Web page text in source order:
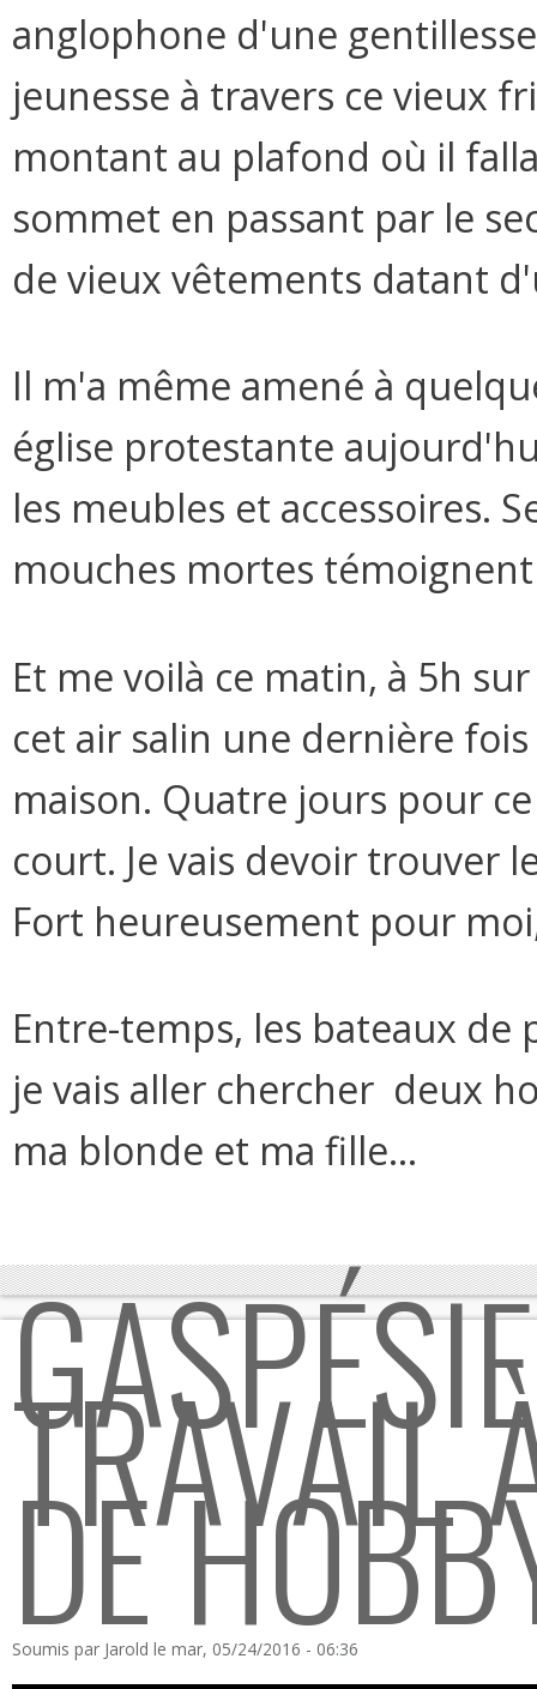
anglophone d'une
jeunesse à travers ce vieux
montant au plafond où il
sommet en passant par le
de vieux vêtements datant
Il m'a même amené à
église protestante
les meubles et accessoires.
mouches mortes
Et me voilà ce matin, à 5h
cet air salin une dernière
maison. Quatre jours pour
court. Je vais devoir trouver
Fort heureusement pour
Entre-temps, les bateaux de
je vais aller chercher deux
ma blonde et ma fille...
TRAVAIL
DE
Soumis par Jarold le mar, 05/24/2016 - 06:36